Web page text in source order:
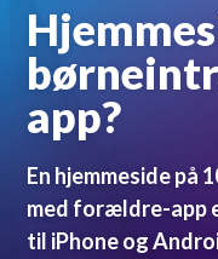
app?
En hjemmeside på
med forældre-app
til iPhone og